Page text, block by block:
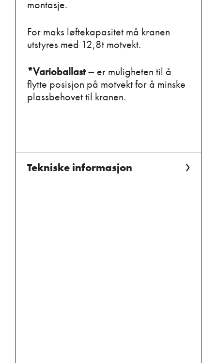
montasje.
For maks løftekapasitet må kranen
utstyres med 12,8t motvekt.
*Varioballast – er muligheten til å
flytte posisjon på motvekt for å minske
plassbehovet til kranen.
Tekniske informasjon